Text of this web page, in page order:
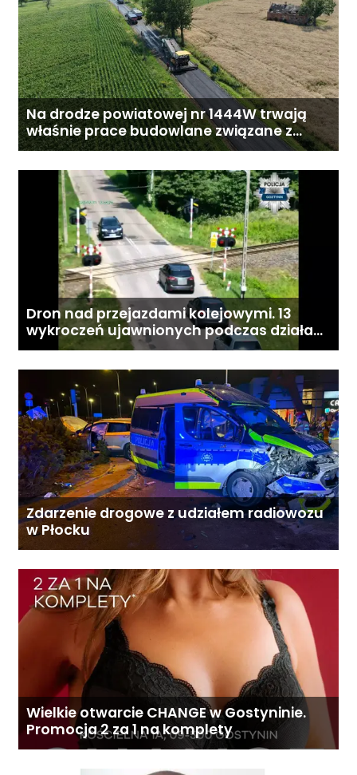
Na drodze powiatowej nr 1444W trwają
właśnie prace budowlane związane z
przebudową drogi
Dron nad przejazdami kolejowymi. 13
wykroczeń ujawnionych podczas działań
„Bezpieczny przejazd kolejowy”
Zdarzenie drogowe z udziałem radiowozu
w Płocku
Wielkie otwarcie CHANGE w Gostyninie.
Promocja 2 za 1 na komplety